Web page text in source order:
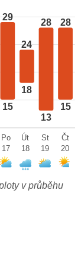
29
15
24
18
28
13
28
15
Po
17
Út
18
St
19
Čt
20
v průběhu